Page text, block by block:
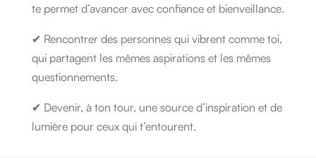
te permet d’avancer avec confiance et bienveillance.
✔ Rencontrer des personnes qui vibrent comme toi,
qui partagent les mêmes aspirations et les mêmes
questionnements.
✔ Devenir, à ton tour, une source d’inspiration et de
lumière pour ceux qui t’entourent.